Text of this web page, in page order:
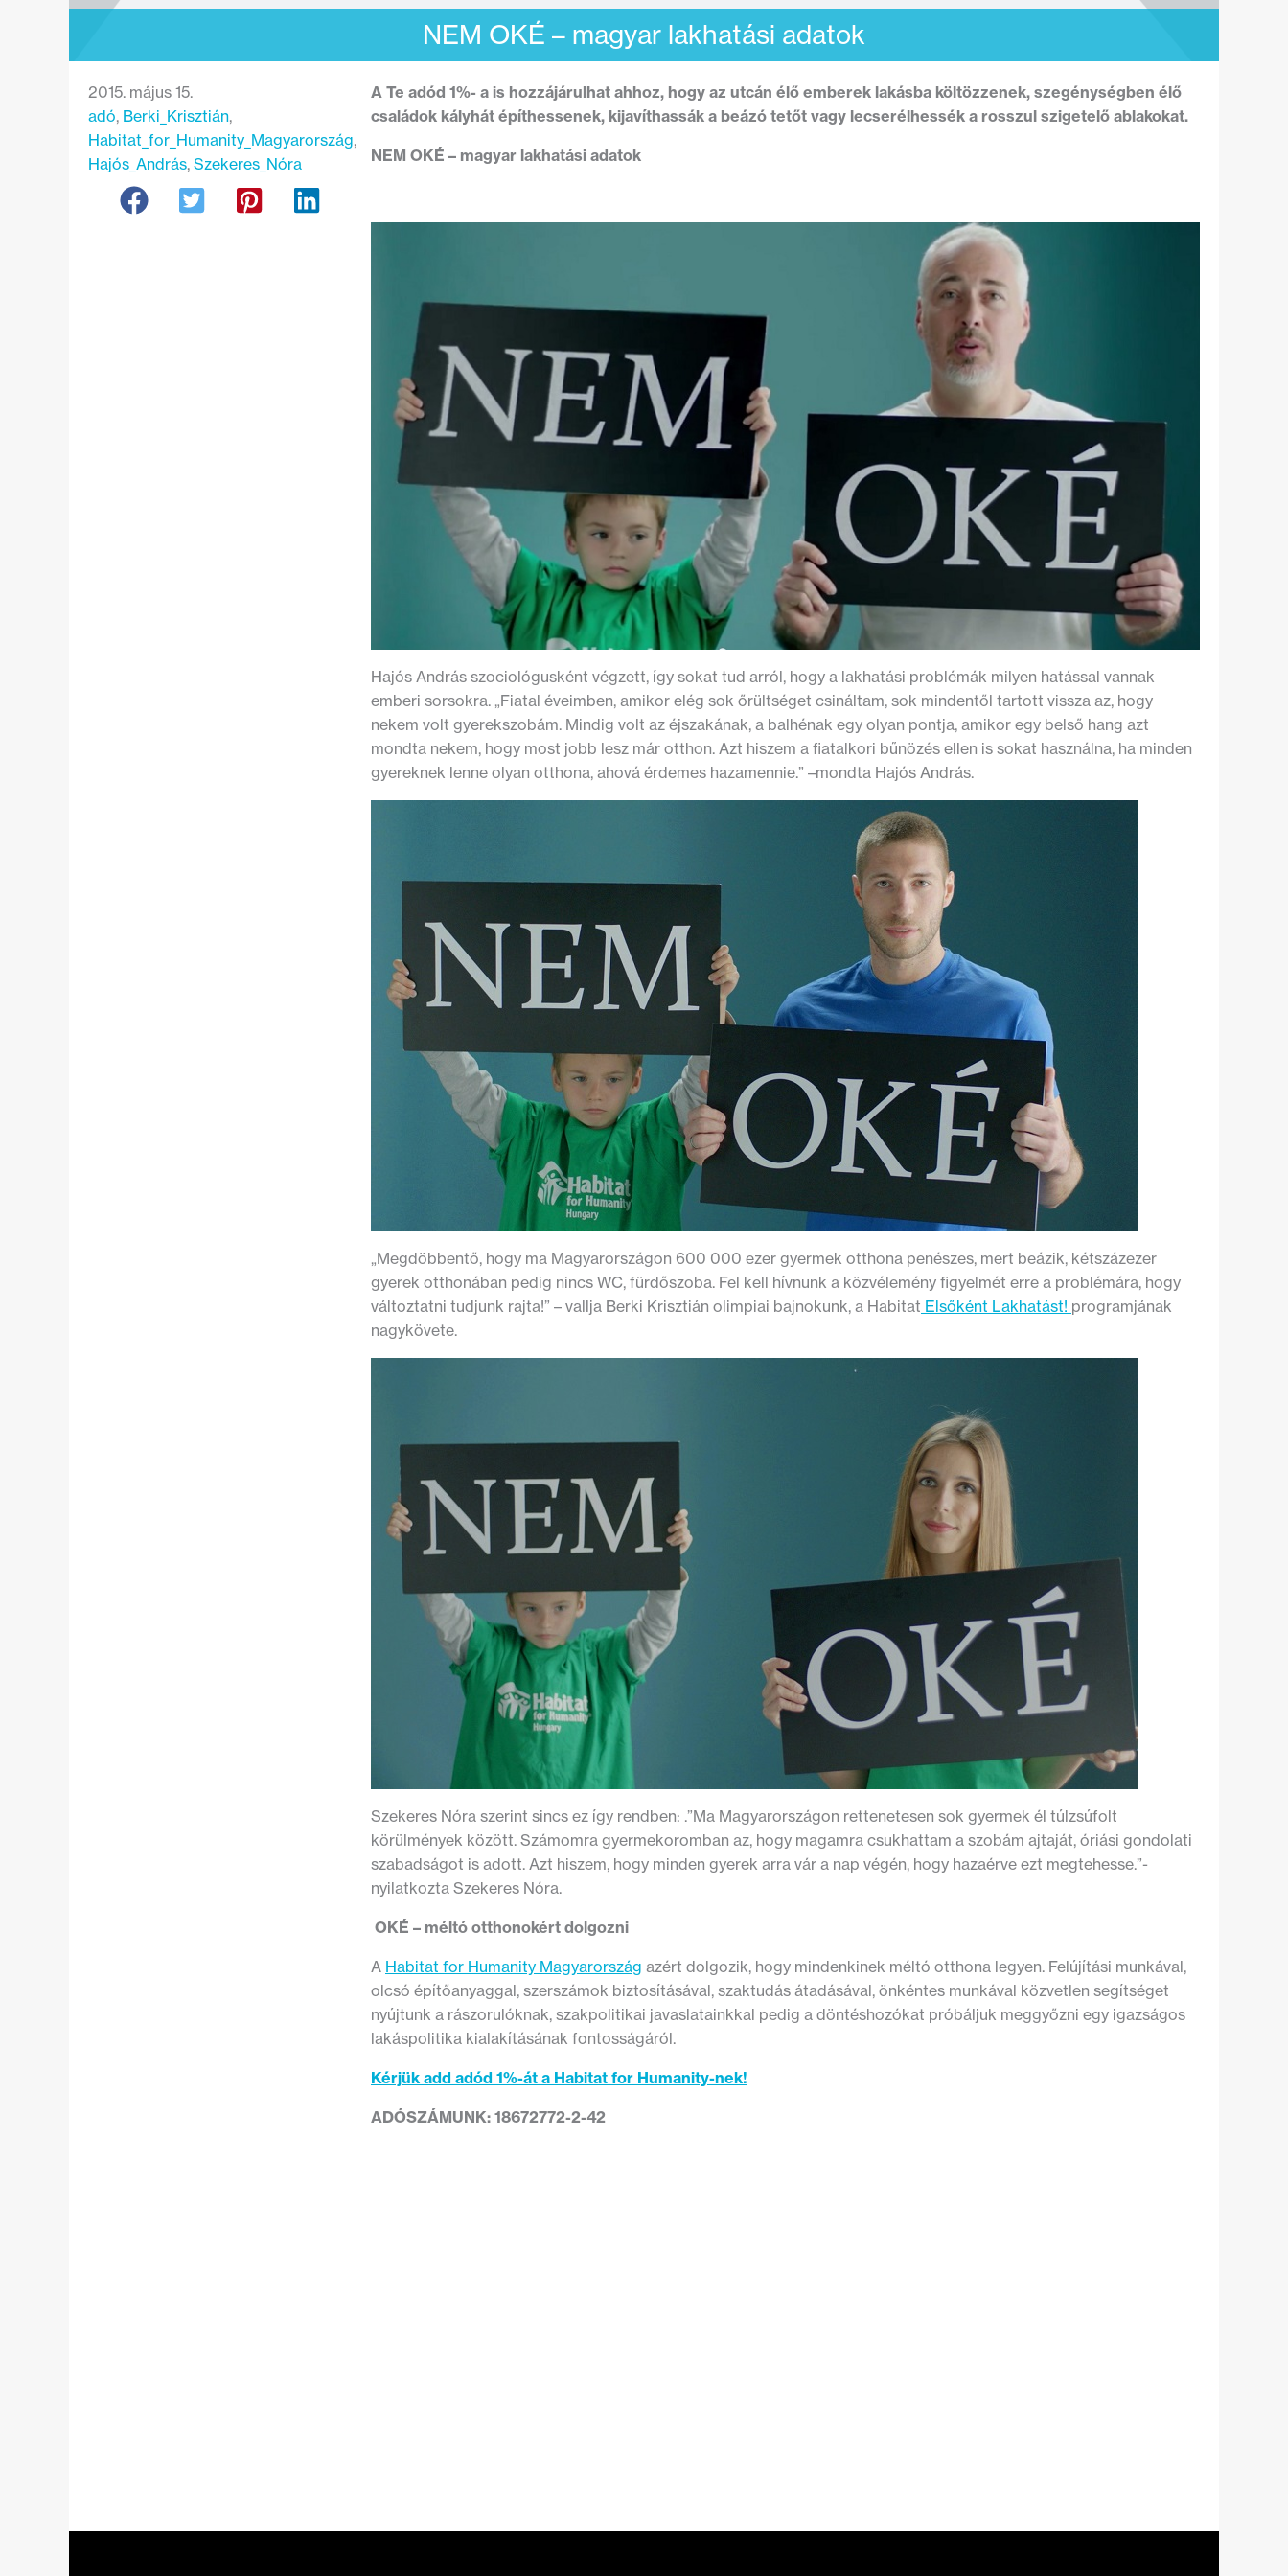
NEM OKÉ – magyar lakhatási adatok
2015. május 15.
adó, Berki_Krisztián
Habitat_for_Humanity_Magyarország
Hajós_András, Szekeres_Nóra
A Te adód 1%- a is hozzájárulhat ahhoz, hogy az utcán élő emberek lakásba költözzenek, szegénységben élő
családok kályhát építhessenek, kijavíthassák a beázó tetőt vagy lecserélhessék a rosszul szigetelő ablakokat.
NEM OKÉ – magyar lakhatási adatok
Hajós András szociológusként végzett, így sokat tud arról, hogy a lakhatási problémák milyen hatással vannak
emberi sorsokra. „Fiatal éveimben, amikor elég sok őrültséget csináltam, sok mindentől tartott vissza az, hogy
nekem volt gyerekszobám. Mindig volt az éjszakának, a balhénak egy olyan pontja, amikor egy belső hang azt
mondta nekem, hogy most jobb lesz már otthon. Azt hiszem a fiatalkori bűnözés ellen is sokat használna, ha minden
gyereknek lenne olyan otthona, ahová érdemes hazamennie.” –mondta Hajós András.
„Megdöbbentő, hogy ma Magyarországon 600 000 ezer gyermek otthona penészes, mert beázik, kétszázezer
gyerek otthonában pedig nincs WC, fürdőszoba. Fel kell hívnunk a közvélemény figyelmét erre a problémára, hogy
változtatni tudjunk rajta!” – vallja Berki Krisztián olimpiai bajnokunk, a Habitat Elsőként Lakhatást! programjának
nagykövete.
Szekeres Nóra szerint sincs ez így rendben: .”Ma Magyarországon rettenetesen sok gyermek él túlzsúfolt
körülmények között. Számomra gyermekoromban az, hogy magamra csukhattam a szobám ajtaját, óriási gondolati
szabadságot is adott. Azt hiszem, hogy minden gyerek arra vár a nap végén, hogy hazaérve ezt megtehesse.”-
nyilatkozta Szekeres Nóra.
OKÉ – méltó otthonokért dolgozni
A Habitat for Humanity Magyarország azért dolgozik, hogy mindenkinek méltó otthona legyen. Felújítási munkával,
olcsó építőanyaggal, szerszámok biztosításával, szaktudás átadásával, önkéntes munkával közvetlen segítséget
nyújtunk a rászorulóknak, szakpolitikai javaslatainkkal pedig a döntéshozókat próbáljuk meggyőzni egy igazságos
lakáspolitika kialakításának fontosságáról.
Kérjük add adód 1%-át a Habitat for Humanity-nek!
ADÓSZÁMUNK: 18672772-2-42